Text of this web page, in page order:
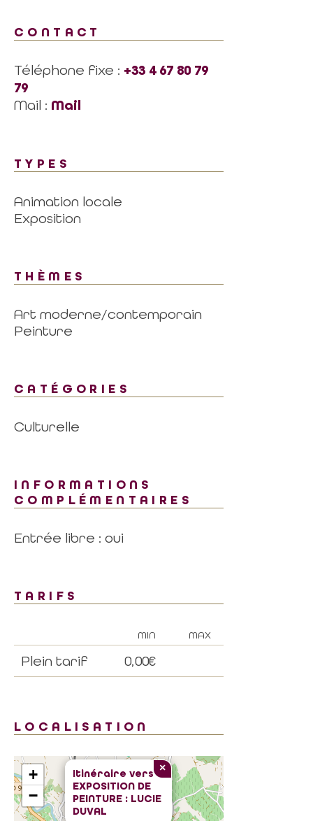
CONTACT
Téléphone fixe : +33 4 67 80 79
79
Mail : Mail
TYPES
Animation locale
Exposition
THÈMES
Art moderne/contemporain
Peinture
CATÉGORIES
Culturelle
INFORMATIONS
COMPLÉMENTAIRES
Entrée libre : oui
TARIFS
MIN MAX
Plein tarif 0,00€
LOCALISATION
Itinéraire vers
EXPOSITION DE
PEINTURE : LUCIE
DUVAL
×
+
−